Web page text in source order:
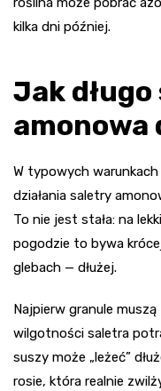
kilka dni później.
Jak
amonowa
W typowych
działania saletry
To nie jest stała: na
pogodzie to bywa
glebach — dłużej.
Najpierw granule
wilgotności saletra
suszy może „leżeć”
rosie, która realnie